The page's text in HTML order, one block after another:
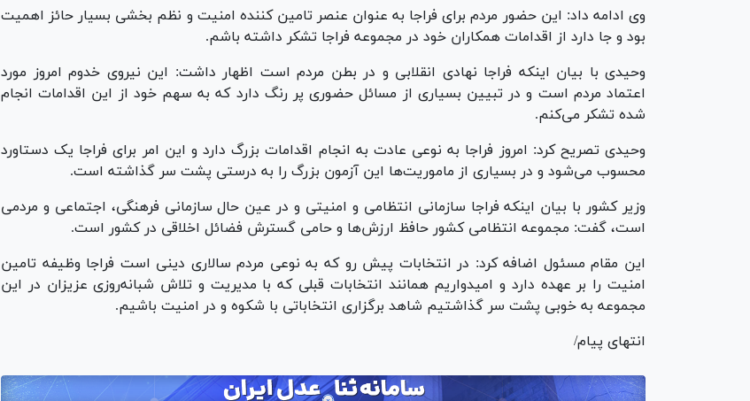
وی ادامه داد: این حضور مردم برای فراجا به عنوان عنصر تامین کننده امنیت و نظم بخشی بسیار حائز اهمیت
بود و جا دارد از اقدامات همکاران خود در مجموعه فراجا تشکر داشته باشم.
وحیدی با بیان اینکه فراجا نهادی انقلابی و در بطن مردم است اظهار داشت: این نیروی خدوم امروز مورد
اعتماد مردم است و در تبیین بسیاری از مسائل حضوری پر رنگ دارد که به سهم خود از این اقدامات انجام
شده تشکر می‌کنم.
وحیدی تصریح کرد: امروز فراجا به نوعی عادت به انجام اقدامات بزرگ دارد و این امر برای فراجا یک دستاورد
محسوب می‌شود و در بسیاری از ماموریت‌ها این آزمون بزرگ را به درستی پشت سر گذاشته است.
وزیر کشور با بیان اینکه فراجا سازمانی انتظامی و امنیتی و در عین حال سازمانی فرهنگی، اجتماعی و مردمی
است، گفت: مجموعه انتظامی کشور حافظ ارزش‌ها و حامی گسترش فضائل اخلاقی در کشور است.
این مقام مسئول اضافه کرد: در انتخابات پیش رو که به نوعی مردم سالاری دینی است فراجا وظیفه تامین
امنیت را بر عهده دارد و امیدواریم همانند انتخابات قبلی که با مدیریت و تلاش شبانه‌روزی عزیزان در این
مجموعه به خوبی پشت سر گذاشتیم شاهد برگزاری انتخاباتی با شکوه و در امنیت باشیم.
انتهای پیام/